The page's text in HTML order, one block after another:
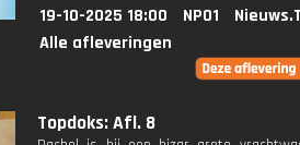
19-10-2025 18:00 NPO1
Alle afleveringen
Topdoks: Afl. 8